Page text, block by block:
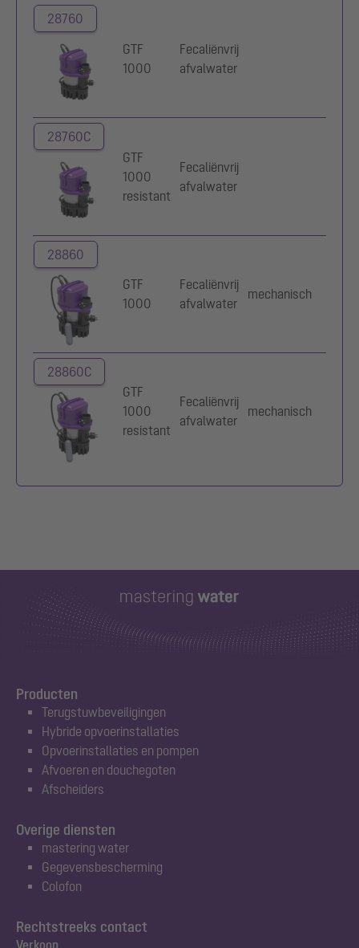
28760
GTF
1000
Fecaliënvrij
afvalwater
28760C
GTF
1000
resistant
Fecaliënvrij
afvalwater
28860
GTF
1000
Fecaliënvrij
afvalwater
mechanisch
28860C
GTF
1000
resistant
Fecaliënvrij
afvalwater
mechanisch
Producten
Terugstuwbeveiligingen
Hybride opvoerinstallaties
Opvoerinstallaties en pompen
Afvoeren en douchegoten
Afscheiders
Rechtstreeks contact
Verkoop
Overige diensten
mastering water
Gegevensbescherming
Colofon